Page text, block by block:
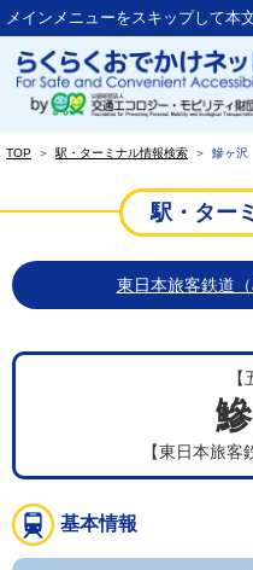
メインメニューをスキップして本
TOP ＞ 駅・ターミナル情報検索 ＞ 鰺ヶ沢
駅・ター
東日本旅客鉄道
【東日本旅客
基本情報